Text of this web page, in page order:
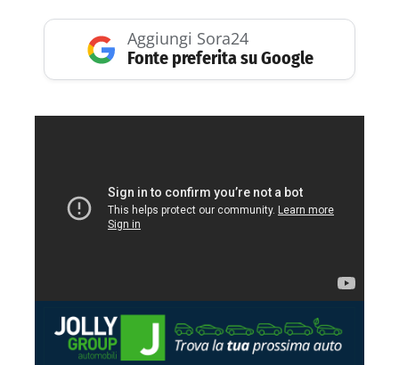
Aggiungi Sora24
Fonte preferita su Google